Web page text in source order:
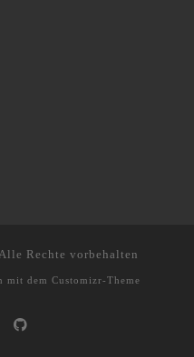
Rechte vorbehalten
mit dem Customizr-Theme